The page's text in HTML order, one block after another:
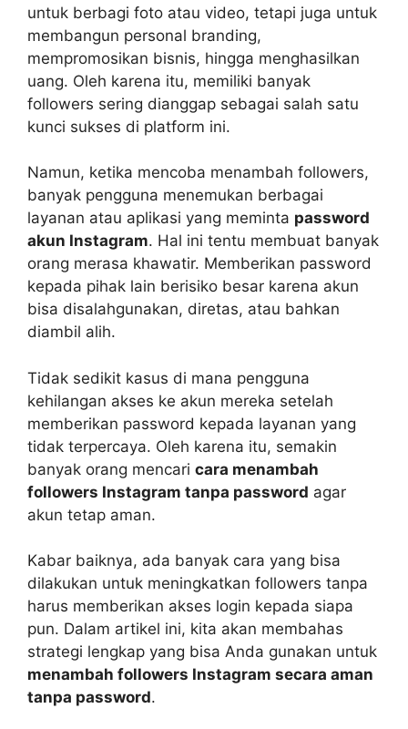
untuk berbagi foto atau video, tetapi juga untuk
membangun personal branding,
mempromosikan bisnis, hingga menghasilkan
uang. Oleh karena itu, memiliki banyak
followers sering dianggap sebagai salah satu
kunci sukses di platform ini.
Namun, ketika mencoba menambah followers,
banyak pengguna menemukan berbagai
layanan atau aplikasi yang meminta password
akun Instagram. Hal ini tentu membuat banyak
orang merasa khawatir. Memberikan password
kepada pihak lain berisiko besar karena akun
bisa disalahgunakan, diretas, atau bahkan
diambil alih.
Tidak sedikit kasus di mana pengguna
kehilangan akses ke akun mereka setelah
memberikan password kepada layanan yang
tidak terpercaya. Oleh karena itu, semakin
banyak orang mencari cara menambah
followers Instagram tanpa password agar
akun tetap aman.
Kabar baiknya, ada banyak cara yang bisa
dilakukan untuk meningkatkan followers tanpa
harus memberikan akses login kepada siapa
pun. Dalam artikel ini, kita akan membahas
strategi lengkap yang bisa Anda gunakan untuk
menambah followers Instagram secara aman
tanpa password.